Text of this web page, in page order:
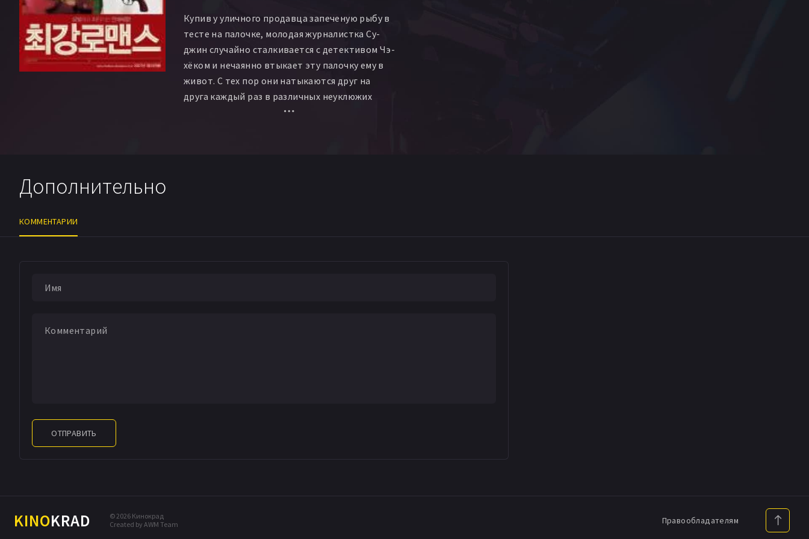
Купив у уличного продавца запеченую рыбу в
тесте на палочке, молодая журналистка Су-
джин случайно сталкивается с детективом Чэ-
хёком и нечаянно втыкает эту палочку ему в
живот. С тех пор они натыкаются друг на
друга каждый раз в различных неуклюжих
ситуациях, которые в конечном итоге
Дополнительно
КОММЕНТАРИИ
ОТПРАВИТЬ
KINOKRAD
© 2026 Кинокрад
Created by AWM Team
Правообладателям